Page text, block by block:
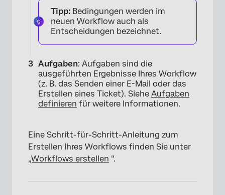
Tipp: Bedingungen werden im
neuen Workflow auch als
Entscheidungen bezeichnet.
Aufgaben: Aufgaben sind die
ausgeführten Ergebnisse Ihres Workflow
(z. B. das Senden einer E-Mail oder das
Erstellen eines Ticket). Siehe Aufgaben
definieren für weitere Informationen.
Eine Schritt-für-Schritt-Anleitung zum
Erstellen Ihres Workflows finden Sie unter
„Workflows erstellen “.